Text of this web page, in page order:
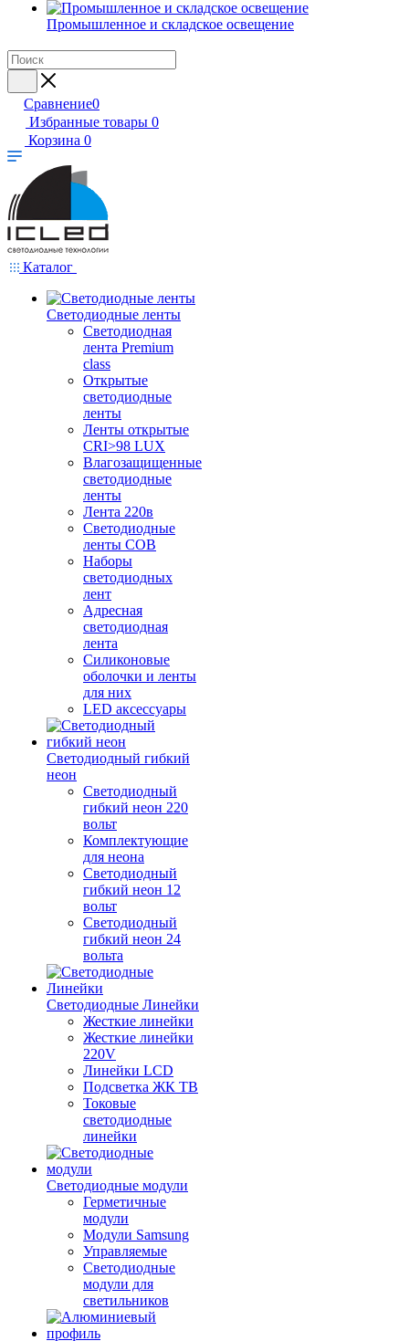
Промышленное и складское освещение
Сравнение0
Избранные товары 0
Корзина 0
Каталог
Светодиодные ленты
Светодиодная
лента Premium
class
Открытые
светодиодные
ленты
Ленты открытые
CRI>98 LUX
Влагозащищенные
светодиодные
ленты
Лента 220в
Светодиодные
ленты COB
Наборы
светодиодных
лент
Адресная
светодиодная
лента
Силиконовые
оболочки и ленты
для них
LED аксессуары
Светодиодный гибкий
неон
Светодиодный
гибкий неон 220
вольт
Комплектующие
для неона
Светодиодный
гибкий неон 12
вольт
Светодиодный
гибкий неон 24
вольта
Светодиодные Линейки
Жесткие линейки
Жесткие линейки
220V
Линейки LCD
Подсветка ЖК ТВ
Токовые
светодиодные
линейки
Светодиодные модули
Герметичные
модули
Модули Samsung
Управляемые
Светодиодные
модули для
светильников